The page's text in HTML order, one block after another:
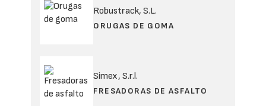
Robustrack, S.L.
ORUGAS DE GOMA
Simex, S.r.l.
FRESADORAS DE ASFALTO